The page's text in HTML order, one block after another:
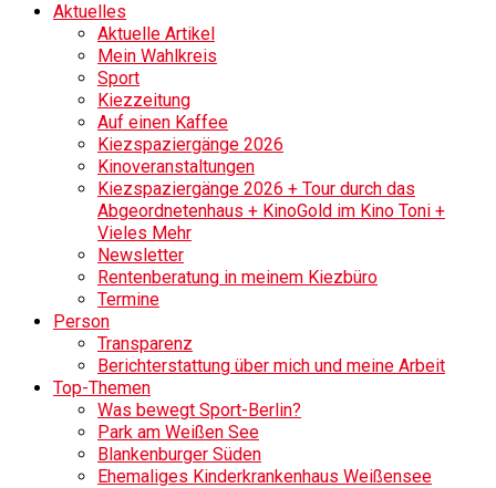
Aktuelles
Aktuelle Artikel
Mein Wahlkreis
Sport
Kiezzeitung
Auf einen Kaffee
Kiezspaziergänge 2026
Kinoveranstaltungen
Kiezspaziergänge 2026 + Tour durch das
Abgeordnetenhaus + KinoGold im Kino Toni +
Vieles Mehr
Newsletter
Rentenberatung in meinem Kiezbüro
Termine
Person
Transparenz
Berichterstattung über mich und meine Arbeit
Top-Themen
Was bewegt Sport-Berlin?
Park am Weißen See
Blankenburger Süden
Ehemaliges Kinderkrankenhaus Weißensee